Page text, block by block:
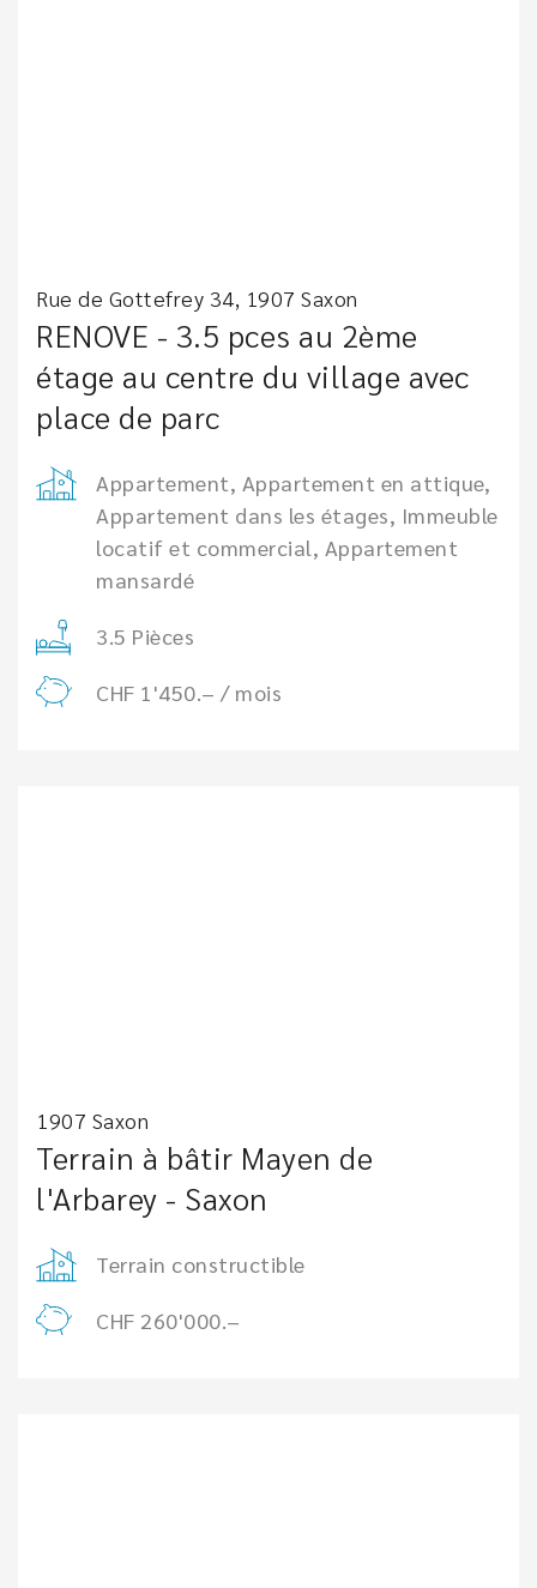
Rue de Gottefrey 34, 1907 Saxon
RENOVE - 3.5 pces au 2ème
étage au centre du village avec
place de parc
Appartement, Appartement en attique,
Appartement dans les étages, Immeuble
locatif et commercial, Appartement
mansardé
3.5 Pièces
CHF 1'450.– / mois
1907 Saxon
Terrain à bâtir Mayen de
l'Arbarey - Saxon
Terrain constructible
CHF 260'000.–